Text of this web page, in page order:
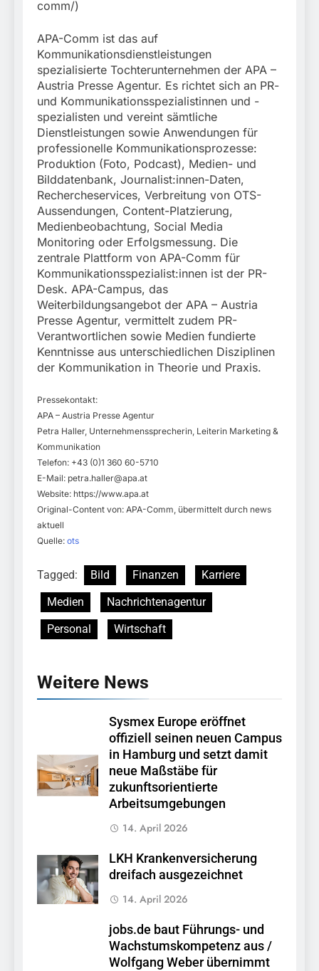
comm/)
APA-Comm ist das auf
Kommunikationsdienstleistungen
spezialisierte Tochterunternehmen der APA –
Austria Presse Agentur. Es richtet sich an PR-
und Kommunikationsspezialistinnen und -
spezialisten und vereint sämtliche
Dienstleistungen sowie Anwendungen für
professionelle Kommunikationsprozesse:
Produktion (Foto, Podcast), Medien- und
Bilddatenbank, Journalist:innen-Daten,
Rechercheservices, Verbreitung von OTS-
Aussendungen, Content-Platzierung,
Medienbeobachtung, Social Media
Monitoring oder Erfolgsmessung. Die
zentrale Plattform von APA-Comm für
Kommunikationsspezialist:innen ist der PR-
Desk. APA-Campus, das
Weiterbildungsangebot der APA – Austria
Presse Agentur, vermittelt zudem PR-
Verantwortlichen sowie Medien fundierte
Kenntnisse aus unterschiedlichen Disziplinen
der Kommunikation in Theorie und Praxis.
Pressekontakt:
APA – Austria Presse Agentur
Petra Haller, Unternehmenssprecherin, Leiterin Marketing &
Kommunikation
Telefon: +43 (0)1 360 60-5710
E-Mail: petra.haller@apa.at
Website: https://www.apa.at
Original-Content von: APA-Comm, übermittelt durch news
aktuell
Quelle: ots
Tagged: Bild Finanzen
Karriere
Medien
Nachrichtenagentur
Personal
Wirtschaft
Weitere News
Sysmex Europe eröffnet
offiziell seinen neuen Campus
in Hamburg und setzt damit
neue Maßstäbe für
zukunftsorientierte
Arbeitsumgebungen
14. April 2026
LKH Krankenversicherung
dreifach ausgezeichnet
14. April 2026
jobs.de baut Führungs- und
Wachstumskompetenz aus /
Wolfgang Weber übernimmt